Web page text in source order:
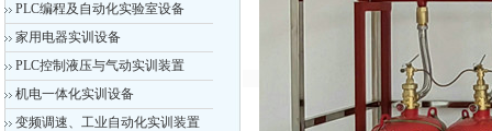
PLC编程及自动化实验室设备
家用电器实训设备
PLC控制液压与气动实训装置
机电一体化实训设备
变频调速、工业自动化实训装置